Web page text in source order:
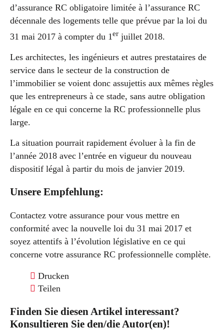
d’assurance RC obligatoire limitée à l’assurance RC
décennale des logements telle que prévue par la loi du
31 mai 2017 à compter du 1er juillet 2018.
Les architectes, les ingénieurs et autres prestataires de
service dans le secteur de la construction de
l’immobilier se voient donc assujettis aux mêmes règles
que les entrepreneurs à ce stade, sans autre obligation
légale en ce qui concerne la RC professionnelle plus
large.
La situation pourrait rapidement évoluer à la fin de
l’année 2018 avec l’entrée en vigueur du nouveau
dispositif légal à partir du mois de janvier 2019.
Unsere Empfehlung:
Contactez votre assurance pour vous mettre en
conformité avec la nouvelle loi du 31 mai 2017 et
soyez attentifs à l’évolution législative en ce qui
concerne votre assurance RC professionnelle complète.
Drucken
Teilen
Finden Sie diesen Artikel interessant?
Konsultieren Sie den/die Autor(en)!